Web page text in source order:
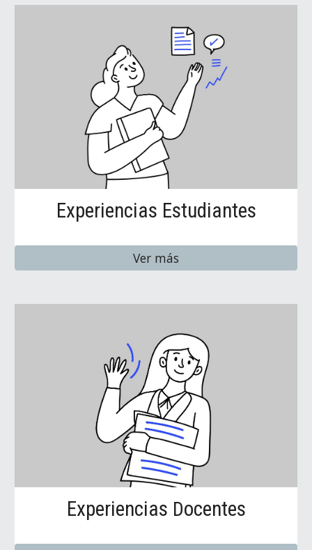
Experiencias Estudiantes
Ver más
Experiencias Docentes